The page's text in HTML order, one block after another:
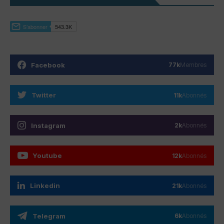
Facebook 77kMembres
Twitter 11kAbonnés
Instagram 2kAbonnés
Youtube 12kAbonnés
Linkedin 21kAbonnés
Telegram 6kAbonnés